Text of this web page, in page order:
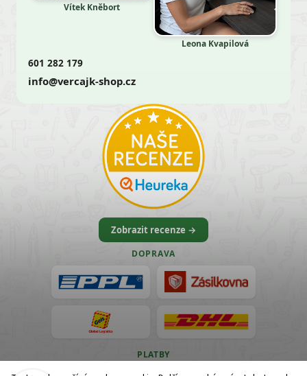
Vítek Kněbort
Leona Kvapilová
601 282 179
info@vercajk-shop.cz
Zobrazit recenze →
DOPRAVA
PLATBY